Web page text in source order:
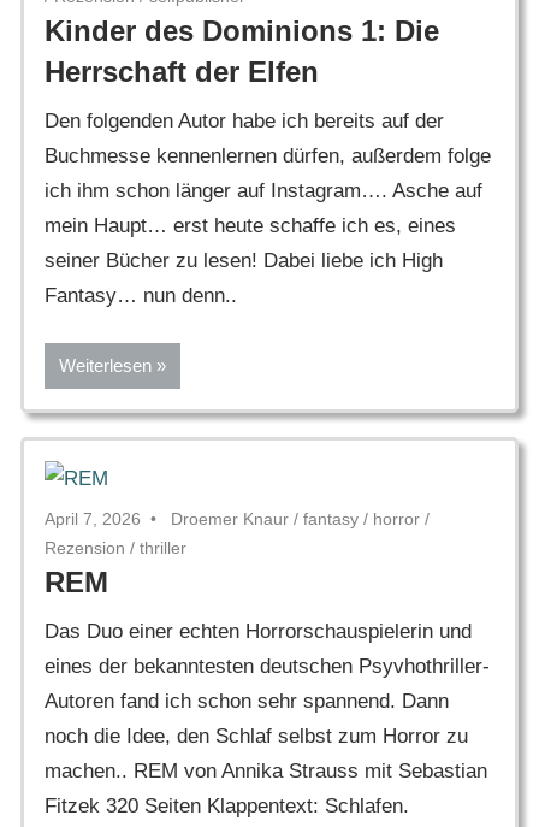
Kinder des Dominions 1: Die
Herrschaft der Elfen
Den folgenden Autor habe ich bereits auf der
Buchmesse kennenlernen dürfen, außerdem folge
ich ihm schon länger auf Instagram…. Asche auf
mein Haupt… erst heute schaffe ich es, eines
seiner Bücher zu lesen! Dabei liebe ich High
Fantasy… nun denn..
Weiterlesen
April 7, 2026 Droemer Knaur / fantasy / horror /
Rezension / thriller
REM
Das Duo einer echten Horrorschauspielerin und
eines der bekanntesten deutschen Psyvhothriller-
Autoren fand ich schon sehr spannend. Dann
noch die Idee, den Schlaf selbst zum Horror zu
machen.. REM von Annika Strauss mit Sebastian
Fitzek 320 Seiten Klappentext: Schlafen.